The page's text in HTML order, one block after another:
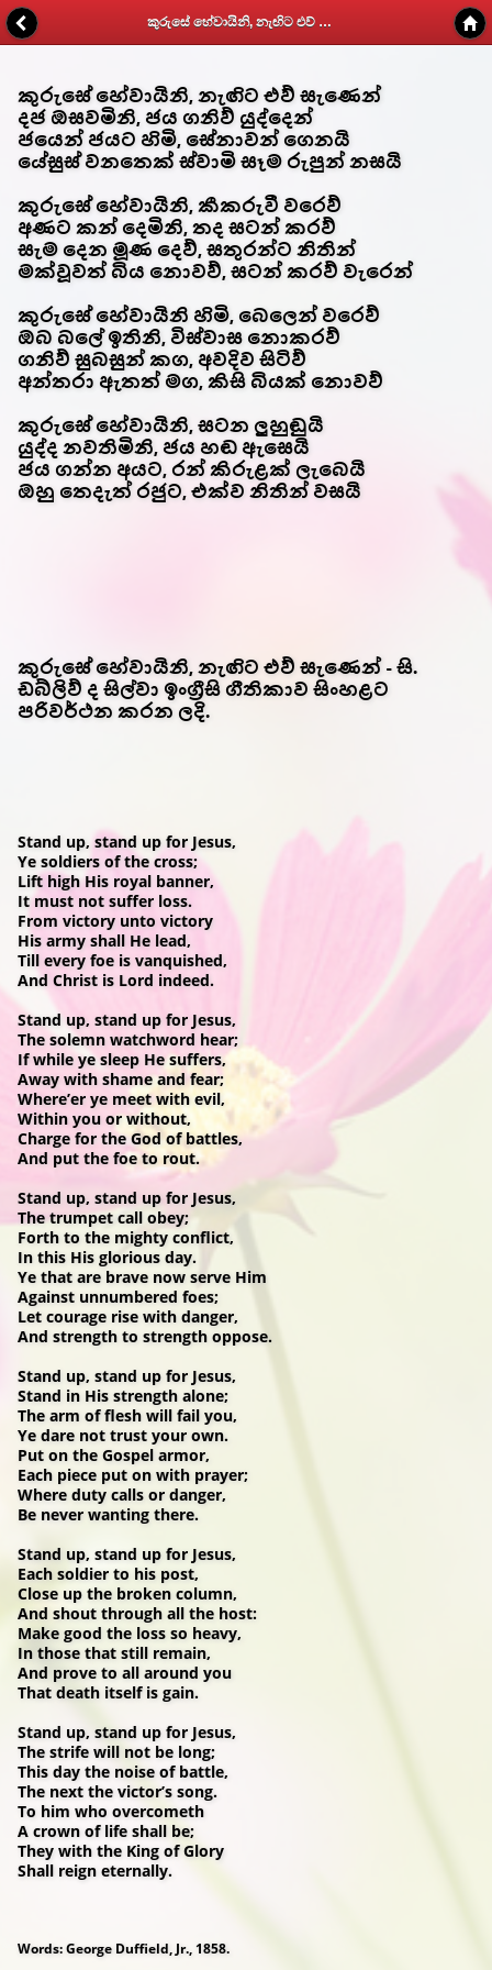
කුරුසේ හේවායිනි, නැඟිට එව් සැණෙන් - Kithunu Gee Potha - Web v1.7
කුරුසේ හේවායිනි, නැඟිට එව් සැණෙන්
දජ ඔසවමිනි, ජය ගනිව් යුද්දෙන්
ජයෙන් ජයට හිමි, සේනාවන් ගෙනයි
යේසුස් වනතෙක් ස්වාමි සෑම රුපුන් නසයි
කුරුසේ හේවායිනි, කීකරුවී වරෙව්
අණට කන් දෙමිනි, තද සටන් කරව්
සැම දෙන මූණ දෙව්, සතුරන්ට නිතින්
මක්වූවත් බිය නොවව්, සටන් කරව් වැරෙන්
කුරුසේ හේවායිනි හිමි, බෙලෙන් වරෙව්
ඔබ බලේ ඉතිනි, විස්වාස නොකරව්
ගනිව් සුබසුන් කග, අවදිව සිටිව්
අන්තරා ඇතත් මග, කිසි බියක් නොවව්
කුරුසේ හේවායිනි, සටන ලුහුඬුයි
යුද්ද නවතිමිනි, ජය හඬ ඇසෙයි
ජය ගන්න අයට, රන් කිරුළක් ලැබෙයි
ඔහු තෙදැත් රජුට, එක්ව නිතින් වසයි
කුරුසේ හේවායිනි, නැඟිට එව් සැණෙන් - සි.
ඩබ්ලිව් ද සිල්වා ඉංග්‍රීසි ගීතිකාව සිංහළට
පරිවර්ථන කරන ලදි.
Stand up, stand up for Jesus,
Ye soldiers of the cross;
Lift high His royal banner,
It must not suffer loss.
From victory unto victory
His army shall He lead,
Till every foe is vanquished,
And Christ is Lord indeed.
Stand up, stand up for Jesus,
The solemn watchword hear;
If while ye sleep He suffers,
Away with shame and fear;
Where’er ye meet with evil,
Within you or without,
Charge for the God of battles,
And put the foe to rout.
Stand up, stand up for Jesus,
The trumpet call obey;
Forth to the mighty conflict,
In this His glorious day.
Ye that are brave now serve Him
Against unnumbered foes;
Let courage rise with danger,
And strength to strength oppose.
Stand up, stand up for Jesus,
Stand in His strength alone;
The arm of flesh will fail you,
Ye dare not trust your own.
Put on the Gospel armor,
Each piece put on with prayer;
Where duty calls or danger,
Be never wanting there.
Stand up, stand up for Jesus,
Each soldier to his post,
Close up the broken column,
And shout through all the host:
Make good the loss so heavy,
In those that still remain,
And prove to all around you
That death itself is gain.
Stand up, stand up for Jesus,
The strife will not be long;
This day the noise of battle,
The next the victor’s song.
To him who overcometh
A crown of life shall be;
They with the King of Glory
Shall reign eternally.
Words: George Duffield, Jr., 1858.